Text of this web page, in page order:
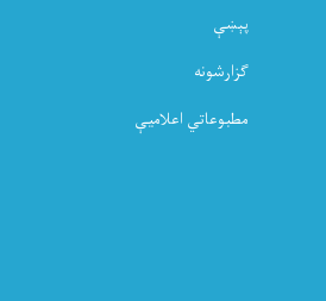
پېښې
ګزارشونه
مطبوعاتي اعلامیې